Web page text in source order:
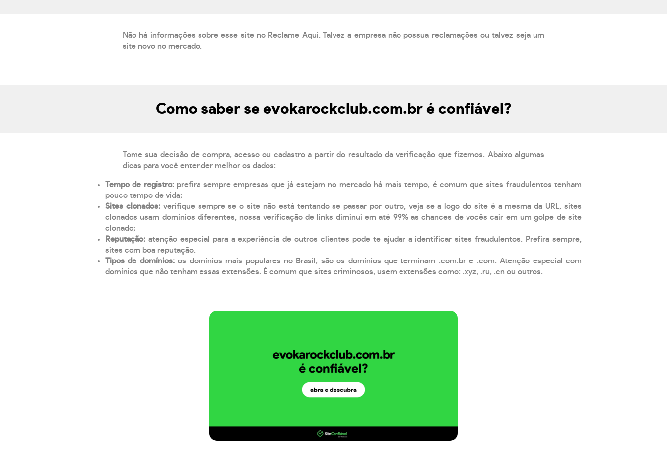
Não há informações sobre esse site no Reclame Aqui. Talvez a empresa não possua reclamações ou talvez seja um
site novo no mercado.
Como saber se evokarockclub.com.br é confiável?
Tome sua decisão de compra, acesso ou cadastro a partir do resultado da verificação que fizemos. Abaixo algumas
dicas para você entender melhor os dados:
Tempo de registro: prefira sempre empresas que já estejam no mercado há mais tempo, é comum que sites fraudulentos tenham
pouco tempo de vida;
Sites clonados: verifique sempre se o site não está tentando se passar por outro, veja se a logo do site é a mesma da URL, sites
clonados usam domínios diferentes, nossa verificação de links diminui em até 99% as chances de vocês cair em um golpe de site
clonado;
Reputação: atenção especial para a experiência de outros clientes pode te ajudar a identificar sites fraudulentos. Prefira sempre,
sites com boa reputação.
Tipos de domínios:os domínios mais populares no Brasil, são os domínios que terminam .com.br e .com. Atenção especial com
domínios que não tenham essas extensões. É comum que sites criminosos, usem extensões como: .xyz, .ru, .cn ou outros.